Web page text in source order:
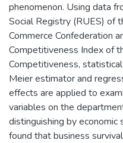
phenomenon. Using data
Social Registry (RUES) of
Commerce Confederation
Competitiveness Index of
Competitiveness,
Meier estimator and
effects are applied to
variables on the
distinguishing by economic
found that business